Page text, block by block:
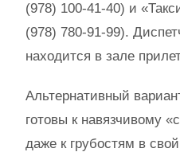
(978) 100-41-40) и
(978) 780-91-99).
находится в зале
Альтернативный
готовы к навязчивому
даже к грубостям в